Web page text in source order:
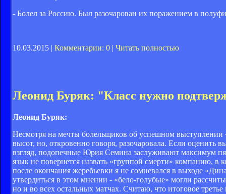
- Болел за Россию. Был разочарован их поражением в
10.03.2015 | Комментарии: 0 | Читать полностью
Леонид Буряк: "Класс нужно
Леонид Буряк:
Несмотря на мечты болельщиков об успешном
высот, но, откровенно говоря, разочаровала. Если оценить
взгляд, подопечные Юрия Семина заслуживают максимум
язык не повернется назвать «группой смерти» компанию,
после окончания жеребьевки я не сомневался в выходе
утвердиться в этом мнении - «бело-голубые» могли
но и во всех остальных матчах. Считаю, что итоговое